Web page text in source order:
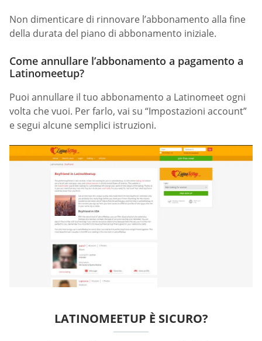
Non dimenticare di rinnovare l’abbonamento alla fine
della durata del piano di abbonamento iniziale.
Come annullare l’abbonamento a pagamento a
Latinomeetup?
Puoi annullare il tuo abbonamento a Latinomeet ogni
volta che vuoi. Per farlo, vai su “Impostazioni account”
e segui alcune semplici istruzioni.
LATINOMEETUP È SICURO?